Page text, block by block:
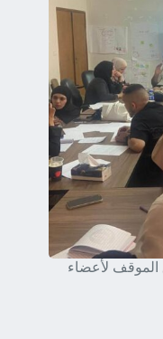
الموقف لأعضاء